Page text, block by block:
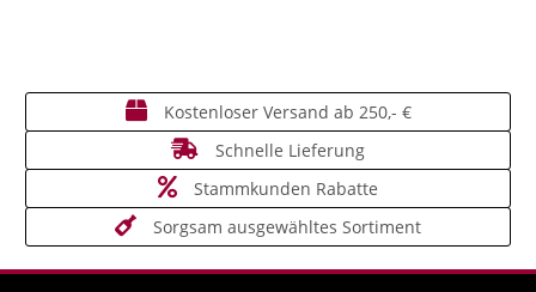
Kostenloser Versand ab 250,- €
Schnelle Lieferung
Stammkunden Rabatte
Sorgsam ausgewähltes Sortiment